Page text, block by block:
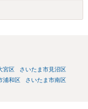
宮区
さいたま市見沼区
浦和区
さいたま市南区